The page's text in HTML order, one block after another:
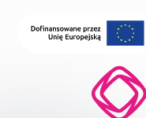
Wybierz wydział
Uczelnia dostępna